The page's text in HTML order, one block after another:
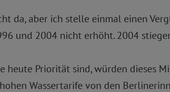
da, aber ich stelle einmal einen
und 2004 nicht erhöht. 2004
heute Priorität sind, würden dieses
Wassertarife von den